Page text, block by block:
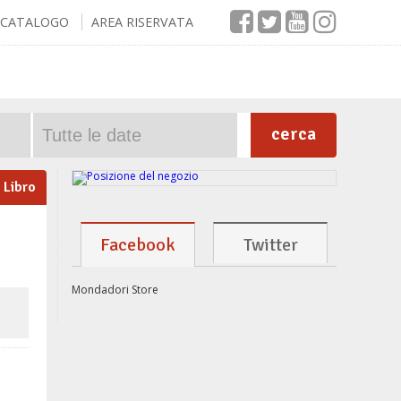
CATALOGO AREA RISERVATA
cerca
Libro
Facebook Twitter
Mondadori Store